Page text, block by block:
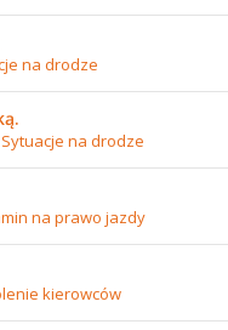
na drodze
Sytuacje na drodze
na prawo jazdy
kierowców